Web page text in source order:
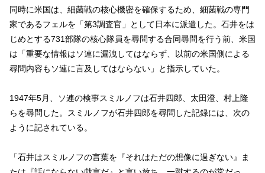
同時に米国は、細菌戦の核心機密を確保するため、細菌戦の専門
家であるフェルを「第3調査官」として日本に派遣した。石井をは
じめとする731部隊の核心隊員を尋問する合同尋問を行う前、米国
は「重要な情報はソ連に漏洩してはならず、以前の米国側による
尋問内容もソ連に言及してはならない」と指示していた。
1947年5月、ソ連の検事スミルノフは石井四郎、太田澄、村上隆
らを尋問した。スミルノフが石井四郎を尋問した記録には、次の
ように記されている。
「石井はスミルノフの言葉を『それはただの想像に過ぎない』ま